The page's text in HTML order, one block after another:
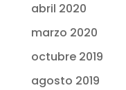
abril 2020
marzo 2020
octubre 2019
agosto 2019